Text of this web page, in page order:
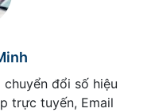
đổi số hiệu
trực tuyến, Email